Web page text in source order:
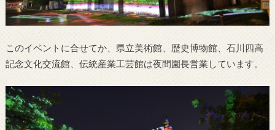
このイベントに合せてか、県立美術館、歴史博物館、石川四高
記念文化交流館、伝統産業工芸館は夜間園長営業しています。